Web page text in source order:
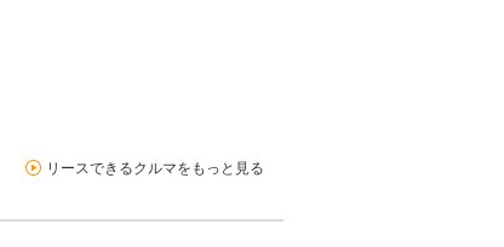
リースできるクルマをもっと見る